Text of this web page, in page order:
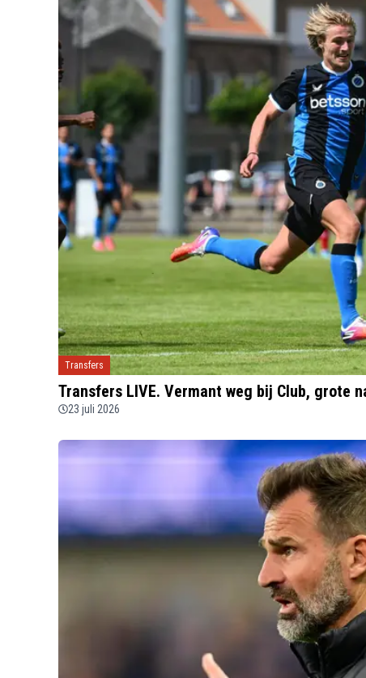
Transfers
Transfers LIVE. Vermant weg bij Club, grote
23 juli 2026